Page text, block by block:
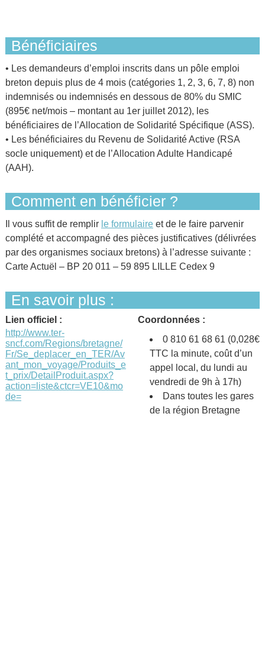
Bénéficiaires
• Les demandeurs d’emploi inscrits dans un pôle emploi
breton depuis plus de 4 mois (catégories 1, 2, 3, 6, 7, 8) non
indemnisés ou indemnisés en dessous de 80% du SMIC
(895€ net/mois – montant au 1er juillet 2012), les
bénéficiaires de l’Allocation de Solidarité Spécifique (ASS).
• Les bénéficiaires du Revenu de Solidarité Active (RSA
socle uniquement) et de l’Allocation Adulte Handicapé
(AAH).
Comment en bénéficier ?
Il vous suffit de remplir le formulaireet de le faire parvenir
complété et accompagné des pièces justificatives (délivrées
par des organismes sociaux bretons) à l’adresse suivante :
Carte Actuël – BP 20 011 – 59 895 LILLE Cedex 9
En savoir plus :
Lien officiel :
http://www.ter-
sncf.com/Regions/bretagne/
Fr/Se_deplacer_en_TER/Av
ant_mon_voyage/Produits_e
t_prix/DetailProduit.aspx?
action=liste&ctcr=VE10&mo
de=
Coordonnées :
0 810 61 68 61 (0,028€
TTC la minute, coût d’un
appel local, du lundi au
vendredi de 9h à 17h)
Dans toutes les gares
de la région Bretagne